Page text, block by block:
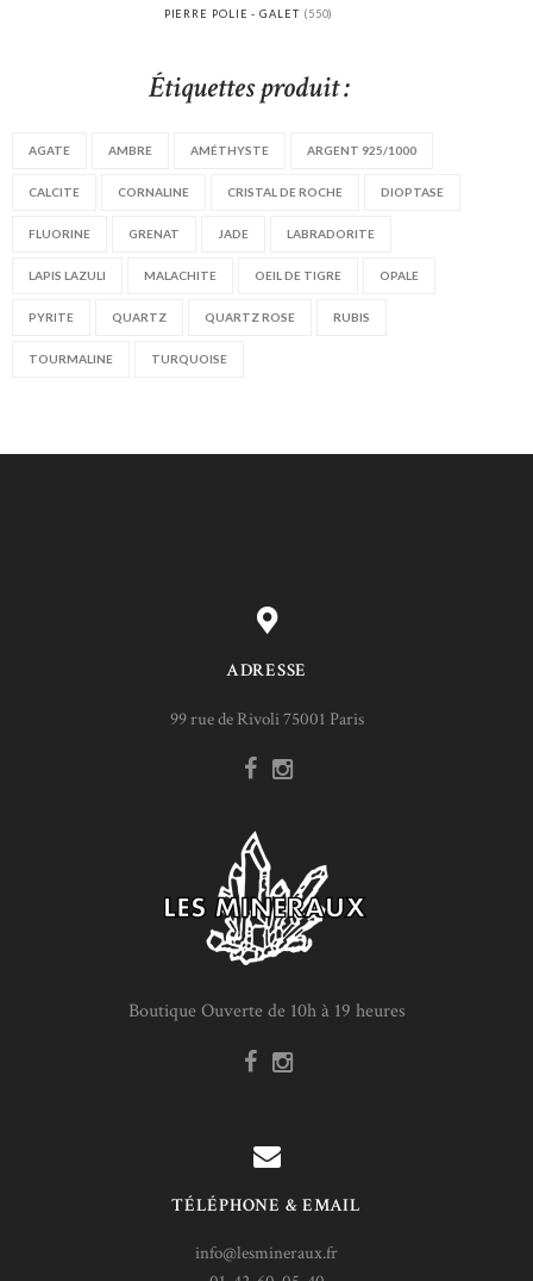
PIERRE POLIE - GALET (550)
Étiquettes produit :
AGATE AMBRE AMÉTHYSTE ARGENT 925/1000
CALCITE CORNALINE CRISTAL DE ROCHE DIOPTASE
FLUORINE GRENAT JADE LABRADORITE
LAPIS LAZULI MALACHITE OEIL DE TIGRE OPALE
PYRITE QUARTZ QUARTZ ROSE RUBIS
TOURMALINE TURQUOISE
ADRESSE
99 rue de Rivoli 75001 Paris
Boutique Ouverte de 10h à 19 heures
TÉLÉPHONE & EMAIL
info@lesmineraux.fr